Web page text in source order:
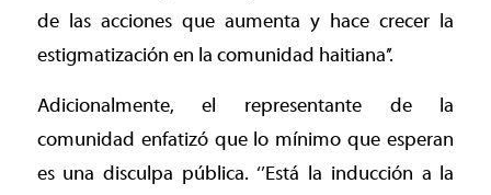
de las acciones que aumenta y hace crecer la
estigmatización en la comunidad haitiana’’.
Adicionalmente, el representante de la
comunidad enfatizó que lo mínimo que esperan
es una disculpa pública. ‘’Está la inducción a la